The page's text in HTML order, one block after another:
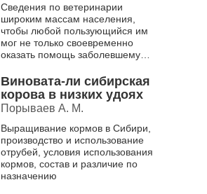
Сведения по ветеринарии
широким массам населения,
чтобы любой пользующийся им
мог не только своевременно
оказать помощь заболевшему
некоторые из них.
Виновата-ли сибирская
корова в низких удоях
Порываев А. М.
Выращивание кормов в Сибири,
производство и использование
отрубей, условия использования
кормов, состав и различие по
назначению